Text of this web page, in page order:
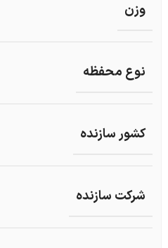
وزن
نوع محفظه
کشور سازنده
شرکت سازنده